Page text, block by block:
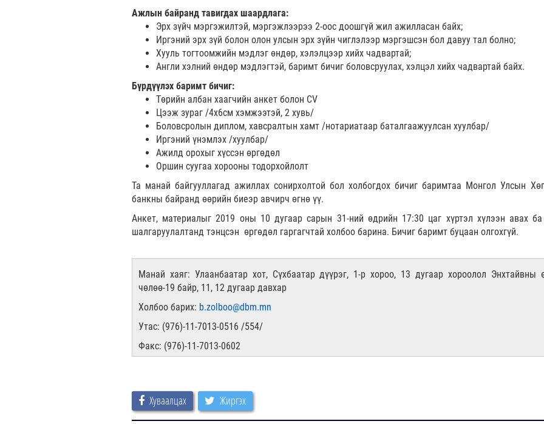
Ажлын байранд тавигдах шаардлага:
Эрх зүйч мэргэжилтэй, мэргэжлээрээ 2-оос доошгүй жил ажилласан байх;
Иргэний эрх зүй болон олон улсын эрх зүйн чиглэлээр мэргэшсэн бол давуу тал болно;
Хууль тогтоомжийн мэдлэг өндөр, хэлэлцээр хийх чадвартай;
Англи хэлний өндөр мэдлэгтэй, баримт бичиг боловсруулах, хэлцэл хийх чадвартай байх.
Бүрдүүлэх баримт бичиг:
Төрийн албан хаагчийн анкет болон CV
Цээж зураг /4х6см хэмжээтэй, 2 хувь/
Боловсролын диплом, хавсралтын хамт /нотариатаар баталгаажуулсан хуулбар/
Иргэний үнэмлэх /хуулбар/
Ажилд орохыг хүссэн өргөдөл
Оршин суугаа хорооны тодорхойлолт
Та манай байгууллагад ажиллах сонирхолтой бол холбогдох бичиг баримтаа Монгол Улсын
банкны байранд өөрийн биеэр авчирч өгнө үү.
Анкет, материалыг 2019 оны 10 дугаар сарын 31-ний өдрийн 17:30 цаг хүртэл хүлээн авах
шалгаруулалтанд тэнцсэн өргөдөл гаргагчтай холбоо барина. Бичиг баримт буцаан олгохгүй.
Манай хаяг: Улаанбаатар хот, Сүхбаатар дүүрэг, 1-р хороо, 13 дугаар хороолол Энхтайвны
чөлөө-19 байр, 11, 12 дугаар давхар
Холбоо барих: b.zolboo@dbm.mn
Утас: (976)-11-7013-0516 /554/
Факс: (976)-11-7013-0602
Хуваалцах Жиргэх